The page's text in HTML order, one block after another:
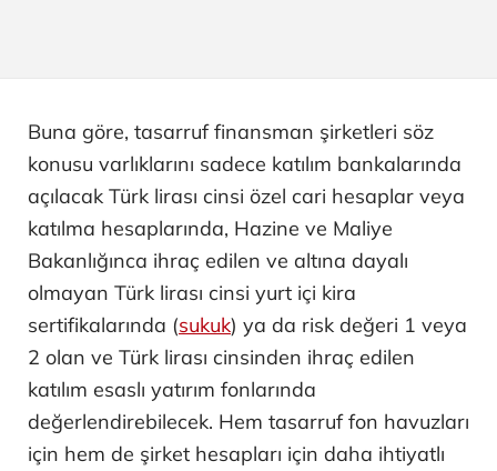
Buna göre, tasarruf finansman şirketleri söz
konusu varlıklarını sadece katılım bankalarında
açılacak Türk lirası cinsi özel cari hesaplar veya
katılma hesaplarında, Hazine ve Maliye
Bakanlığınca ihraç edilen ve altına dayalı
olmayan Türk lirası cinsi yurt içi kira
sertifikalarında (sukuk) ya da risk değeri 1 veya
2 olan ve Türk lirası cinsinden ihraç edilen
katılım esaslı yatırım fonlarında
değerlendirebilecek. Hem tasarruf fon havuzları
için hem de şirket hesapları için daha ihtiyatlı